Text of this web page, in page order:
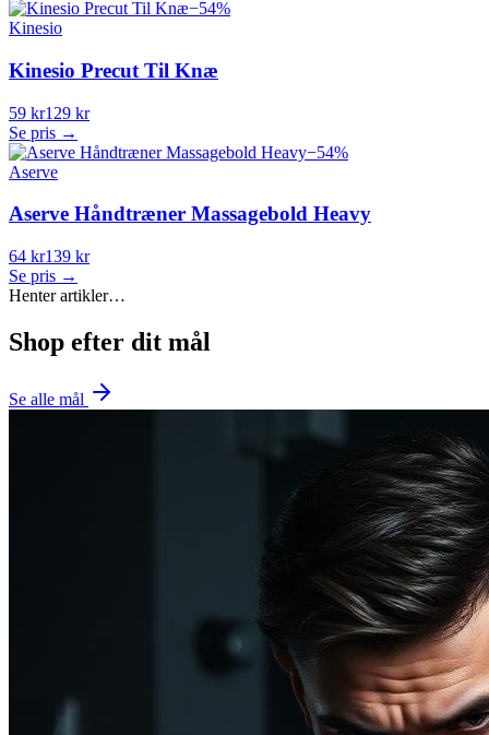
−54%
Kinesio
Kinesio Precut Til Knæ
59 kr129 kr
Se pris →
−54%
Aserve
Aserve Håndtræner Massagebold Heavy
64 kr139 kr
Se pris →
Henter artikler…
Shop efter dit mål
Se alle mål